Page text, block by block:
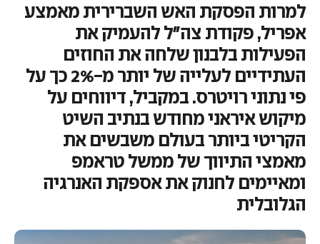
למרות הפסקת האש השברירית מאמצע
אפריל, פקודת צה"ל להעמיק את
הפעילות בלבנון שלחה את החוזים
העתידיים לעלייה של יותר מ-2% כך על
פי נתוני רויטרס. במקביל, דיווחים על
מיקוש איראני מחודש בנתיב השיט
הקריטי ביותר בעולם משבשים את
מאמצי התיווך של ממשל טראמפ
ומאיימים לחנוק את אספקת האנרגיה
הגלובלית